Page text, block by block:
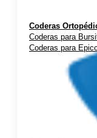
Coderas
Coderas para
Coderas para